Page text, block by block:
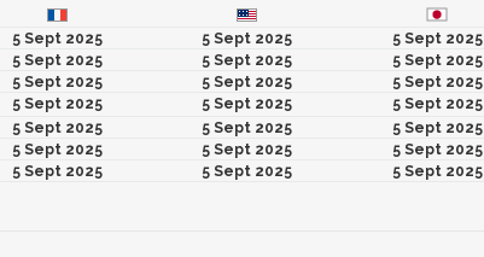
5 Sept 2025
5 Sept 2025 5 Sept 2025
5 Sept 2025
5 Sept 2025 5 Sept 2025
5 Sept 2025
5 Sept 2025 5 Sept 2025
5 Sept 2025
5 Sept 2025 5 Sept 2025
5 Sept 2025
5 Sept 2025 5 Sept 2025
5 Sept 2025
5 Sept 2025 5 Sept 2025
5 Sept 2025
5 Sept 2025 5 Sept 2025